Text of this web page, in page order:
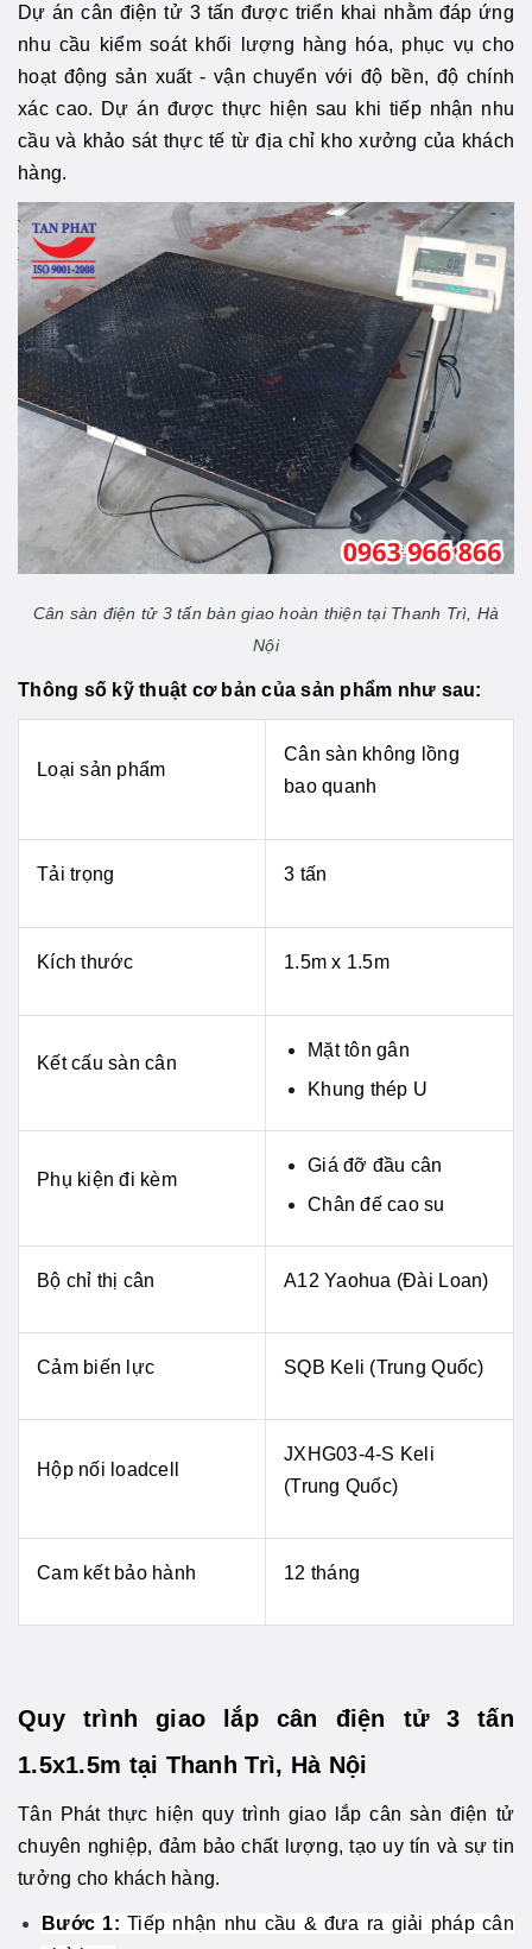
Dự án cân điện tử 3 tấn được triển khai nhằm đáp ứng
nhu cầu kiểm soát khối lượng hàng hóa, phục vụ cho
hoạt động sản xuất - vận chuyển với độ bền, độ chính
xác cao. Dự án được thực hiện sau khi tiếp nhận nhu
cầu và khảo sát thực tế từ địa chỉ kho xưởng của khách
hàng.
Cân sàn điện tử 3 tấn bàn giao hoàn thiện tại Thanh Trì, Hà
Nội
Thông số kỹ thuật cơ bản của sản phẩm như sau:
Loại sản phẩm
Cân sàn không lồng
bao quanh
Tải trọng 3 tấn
Kích thước 1.5m x 1.5m
Kết cấu sàn cân
Mặt tôn gân
Khung thép U
Phụ kiện đi kèm
Giá đỡ đầu cân
Chân đế cao su
Bộ chỉ thị cân A12 Yaohua (Đài Loan)
Cảm biến lực SQB Keli (Trung Quốc)
Hộp nối loadcell
JXHG03-4-S Keli
(Trung Quốc)
Cam kết bảo hành 12 tháng
Quy trình giao lắp cân điện tử 3 tấn
1.5x1.5m tại Thanh Trì, Hà Nội
Tân Phát thực hiện quy trình giao lắp cân sàn điện tử
chuyên nghiệp, đảm bảo chất lượng, tạo uy tín và sự tin
tưởng cho khách hàng.
Bước 1: Tiếp nhận nhu cầu & đưa ra giải pháp cân